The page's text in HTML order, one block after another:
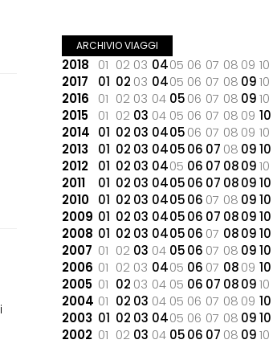
ARCHIVIO VIAGGI
2018 01 02 03 0405 06 07 08 09 10
2017
01 02 03 0405 06 07 08 0910
2016
01 02 03 04 0506 07 08 0910
2015
01 02 03 04 05 06 07 08 09 10
2014 01 02 03 040506 07 08 09 10
2013
01 02 03 040506 07 08 0910
2012
01 02 03 0405 06 07 080910
2011
01 02 03 040506 07 080910
2010 01 02 03 040506 07 08 0910
2009 01 02 03 040506 07 080910
2008 01 02 03 040506 07 080910
2007 01 02 03 04 0506 07 08 0910
2006 01 02 03 0405 06 07 0809 10
2005 01 02 03 04 05 06 07 080910
2004 01 02 03 04 05 06 07 08 09 10
2003 01 02 03 0405 06 07 08 0910
2002 01 02 03 04 0506 07 08 0910